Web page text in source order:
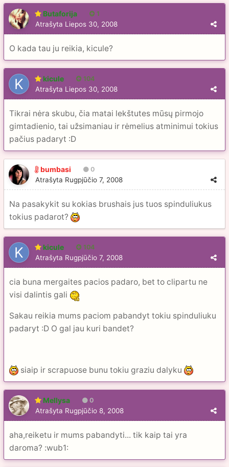
Butaforija 1
Atrašyta Liepos 30, 2008
O kada tau ju reikia, kicule?
kicule 104
Atrašyta Liepos 30, 2008
Tikrai nėra skubu, čia matai lekštutes mūsų pirmojo
gimtadienio, tai užsimaniau ir rėmelius atminimui tokius
pačius padaryt :D
bumbasi 0
Atrašyta Rugpjūčio 7, 2008
Na pasakykit su kokias brushais jus tuos spinduliukus
tokius padarot?
kicule 104
Atrašyta Rugpjūčio 7, 2008
cia buna mergaites pacios padaro, bet to clipartu ne
visi dalintis gali
Sakau reikia mums paciom pabandyt tokiu spinduliuku
padaryt :D O gal jau kuri bandet?
siaip ir scrapuose bunu tokiu graziu dalyku
Mellysa 0
Atrašyta Rugpjūčio 8, 2008
aha,reiketu ir mums pabandyti... tik kaip tai yra
daroma? :wub1: